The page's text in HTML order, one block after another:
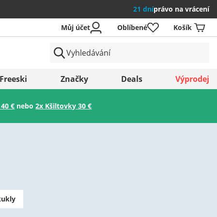
21 dníprávo na vrácení
Uložit
Můj účet Oblíbené Košík
Freeski Značky Deals Výprodej
€ nebo2x Kšiltovky 30 €